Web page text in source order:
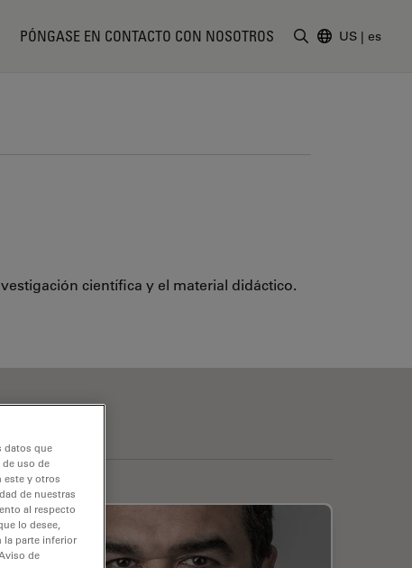
PÓNGASE EN CONTACTO CON NOSOTROS US | es
científica y el material didáctico.
datos que
uso de
este y otros
de nuestras
al respecto
lo desee,
la parte inferior
de